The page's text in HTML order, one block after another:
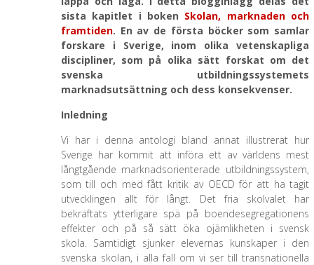
sista kapitlet i boken Skolan, marknaden och
framtiden. En av de första böcker som samlar
forskare i Sverige, inom olika vetenskapliga
discipliner, som på olika sätt forskat om det
svenska utbildningssystemets
marknadsutsättning och dess konsekvenser.
Inledning
Vi har i denna antologi bland annat illustrerat hur
Sverige har kommit att införa ett av världens mest
långtgående marknadsorienterade utbildningssystem,
som till och med fått kritik av OECD för att ha tagit
utvecklingen allt för långt. Det fria skolvalet har
bekräftats ytterligare spä på boendesegregationens
effekter och på så sätt öka ojämlikheten i svensk
skola. Samtidigt sjunker elevernas kunskaper i den
svenska skolan, i alla fall om vi ser till transnationella